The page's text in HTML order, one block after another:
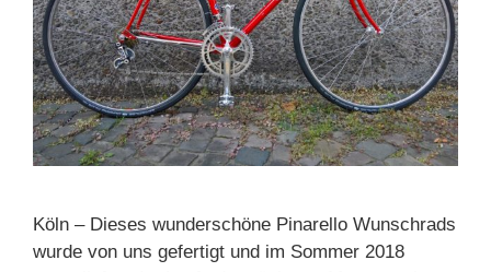
Köln – Dieses wunderschöne Pinarello Wunschrads
wurde von uns gefertigt und im Sommer 2018